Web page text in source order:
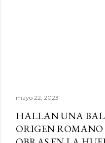
mayo 22, 2023
HALLAN UNA
ORIGEN